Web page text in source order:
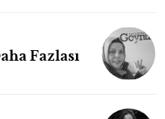
Fazlası